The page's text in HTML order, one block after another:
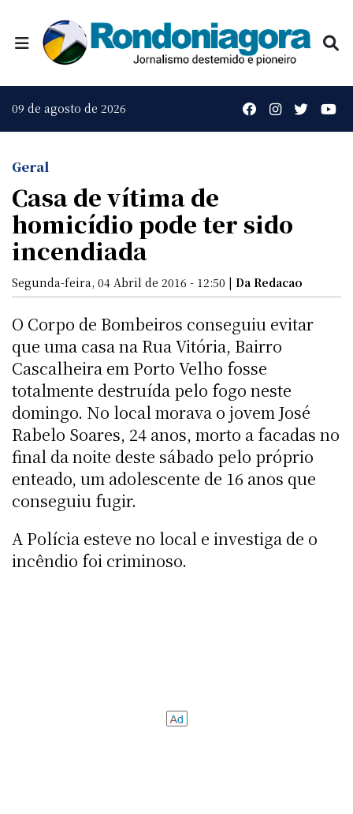
09 de agosto de 2026
Geral
Casa de vítima de
homicídio pode ter sido
incendiada
Segunda-feira, 04 Abril de 2016 - 12:50 | Da Redacao
O Corpo de Bombeiros conseguiu evitar
que uma casa na Rua Vitória, Bairro
Cascalheira em Porto Velho fosse
totalmente destruída pelo fogo neste
domingo. No local morava o jovem José
Rabelo Soares, 24 anos, morto a facadas no
final da noite deste sábado pelo próprio
enteado, um adolescente de 16 anos que
conseguiu fugir.
A Polícia esteve no local e investiga de o
incêndio foi criminoso.